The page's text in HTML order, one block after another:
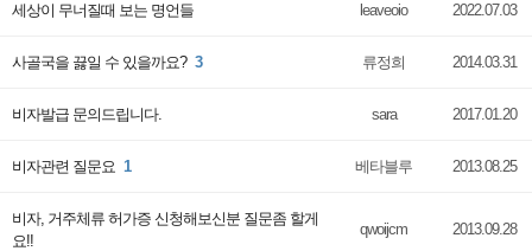
세상이 무너질때 보는 명언들 leaveoio 2022.07.03
사골국을 끓일 수 있을까요? 3 류정희 2014.03.31
비자발급 문의드립니다. sara 2017.01.20
비자관련 질문요 1 베타블루 2013.08.25
비자, 거주체류 허가증 신청해보신분 질문좀 할게
요!!
qwoijcm 2013.09.28